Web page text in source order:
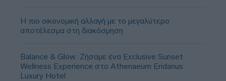
Η πιο οικονομική αλλαγή με το μεγαλύτερο
αποτέλεσμα στη διακόσμηση
Balance & Glow: Ζήσαμε ένα Exclusive Sunset
Wellness Experience στο Athenaeum Eridanus
Luxury Hotel